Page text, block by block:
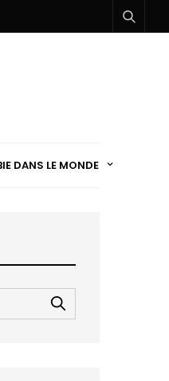
DANS LE MONDE